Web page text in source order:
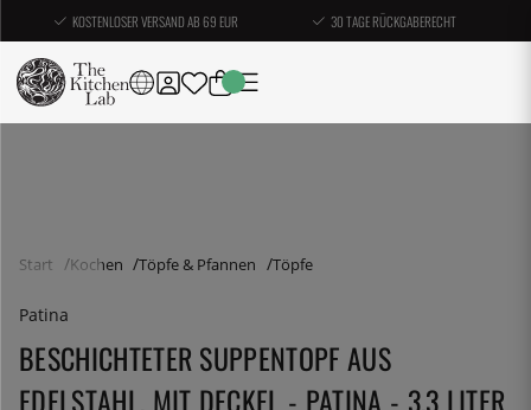
KOSTENLOSER VERSAND AB 69 EUR 30 TAGE RÜCKGABERECHT
Start Kochen Töpfe & Pfannen Töpfe
Patina
BESCHICHTETER SUPPENTOPF AUS
EDELSTAHL, MIT DECKEL - PATINA - 3,3 LITER